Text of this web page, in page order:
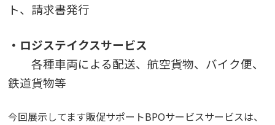
ト、請求書発行
・ロジステイクスサービス
各種車両による配送、航空貨物、バイク便、
鉄道貨物等
今回展示してます販促サポートBPOサービスサービスは、